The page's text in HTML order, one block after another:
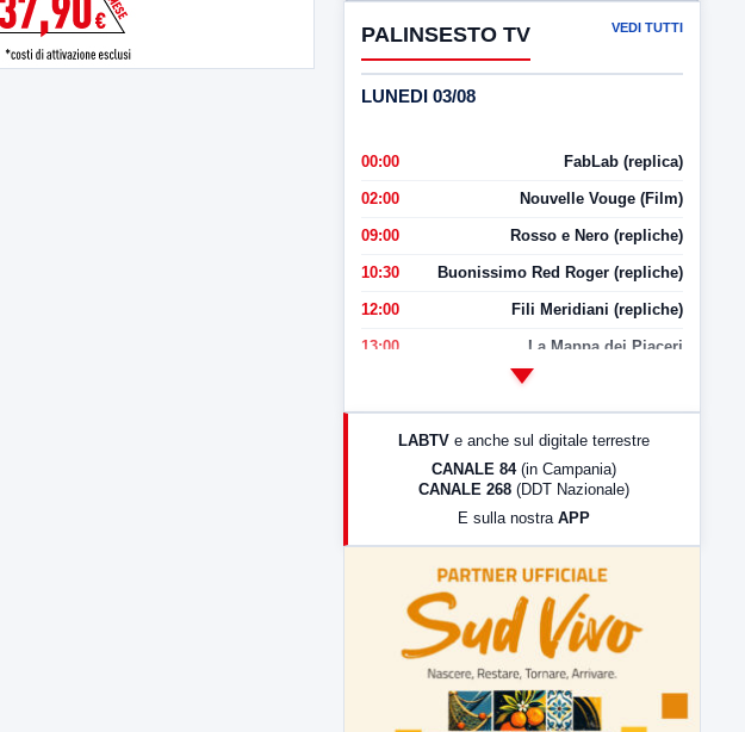
PALINSESTO TV VEDI TUTTI
LUNEDI 03/08
00:00 FabLab (replica)
02:00 Nouvelle Vouge (Film)
09:00 Rosso e Nero (repliche)
10:30 Buonissimo Red Roger (repliche)
12:00 Fili Meridiani (repliche)
13:00 La Mappa dei Piaceri
LabNews (Diretta)
LabNews (replica)
LABTV e anche sul digitale terrestre
CANALE 84 (in Campania)
CANALE 268 (DDT Nazionale)
E sulla nostra APP